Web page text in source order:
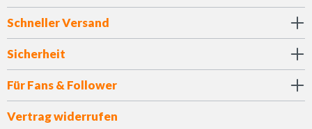
Schneller Versand
Sicherheit
Für Fans & Follower
Vertrag widerrufen